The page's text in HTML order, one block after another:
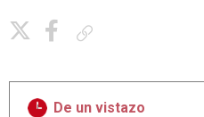
De un vistazo